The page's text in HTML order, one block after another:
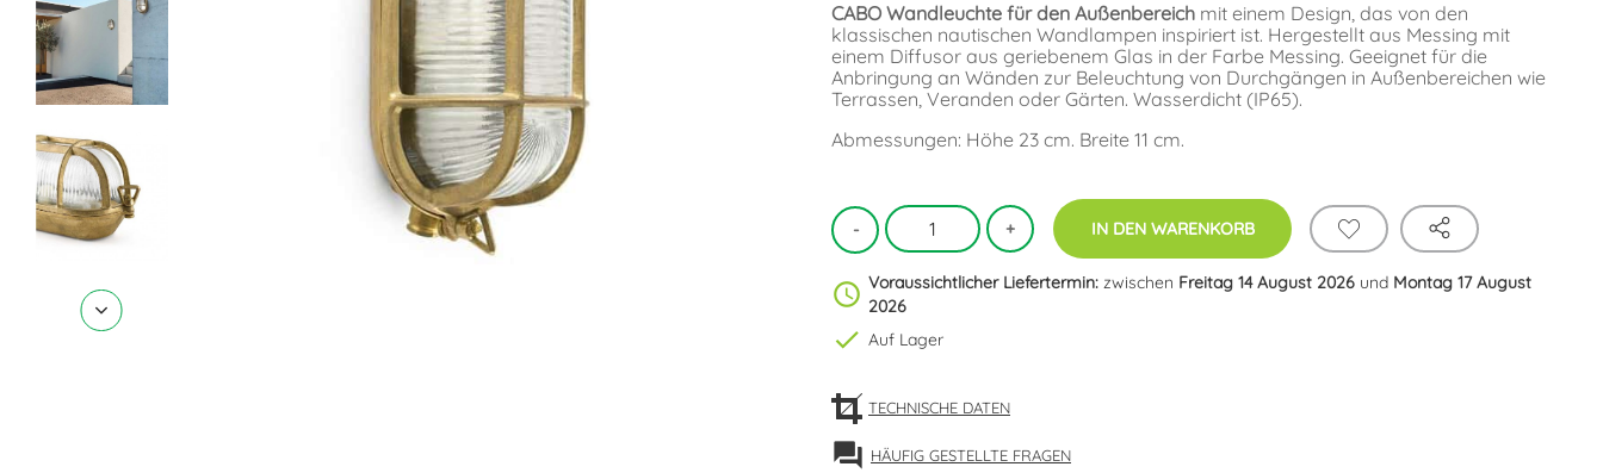
CABO Wandleuchte für den Außenbereich mit einem Design, das von den
klassischen nautischen Wandlampen inspiriert ist. Hergestellt aus Messing mit
einem Diffusor aus geriebenem Glas in der Farbe Messing. Geeignet für die
Anbringung an Wänden zur Beleuchtung von Durchgängen in Außenbereichen wie
Terrassen, Veranden oder Gärten. Wasserdicht (IP65).
Abmessungen: Höhe 23 cm. Breite 11 cm.
IN DEN WARENKORB
schedule Voraussichtlicher Liefertermin: zwischen Freitag 14 August 2026 und Montag 17 August
2026
check Auf Lager
TECHNISCHE DATEN
forum HÄUFIG GESTELLTE FRAGEN